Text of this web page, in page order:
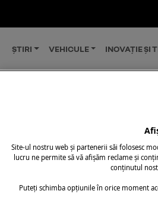
ȘTIRI VEHICULE INOVAȚIE ȘI
tag-ul:
Site-ul nostru web și partenerii săi folosesc
lucru ne permite să vă afișăm reclame și
conținutul
Puteți schimba opțiunile în orice moment